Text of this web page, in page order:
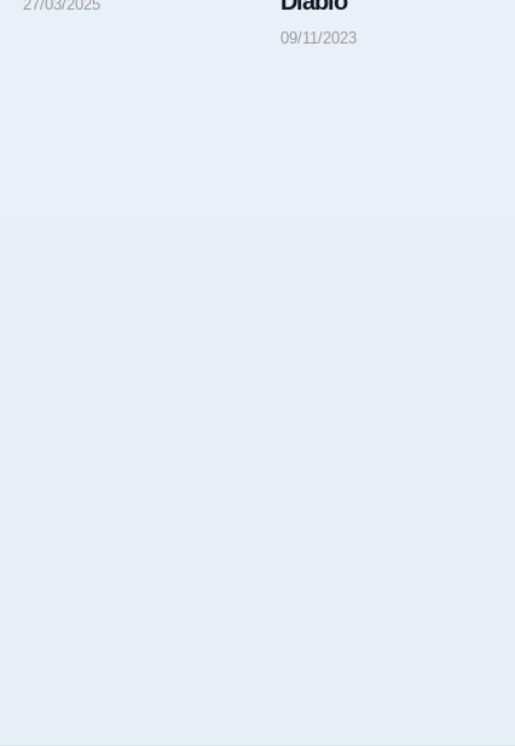
27/03/2025
09/11/2023